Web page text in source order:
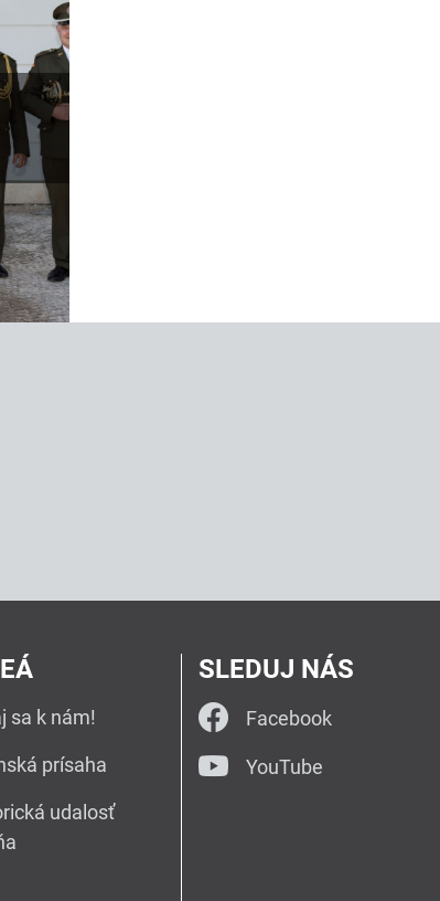
sa k nám!
prísaha
udalosť
SLEDUJ NÁS
Facebook
YouTube